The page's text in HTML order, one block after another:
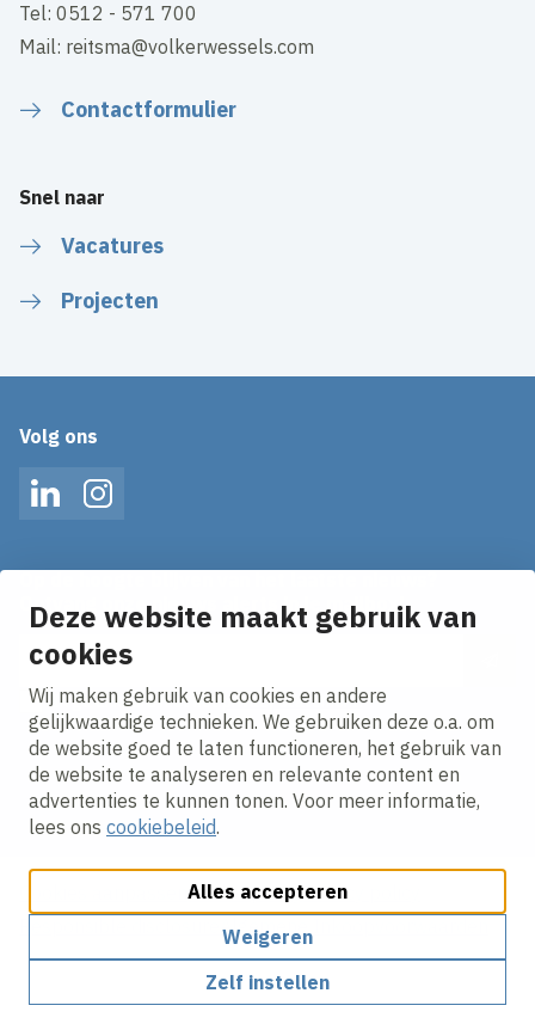
Deze website maakt gebruik van
cookies
Wij maken gebruik van cookies en andere
gelijkwaardige technieken. We gebruiken deze o.a. om
de website goed te laten functioneren, het gebruik van
de website te analyseren en relevante content en
advertenties te kunnen tonen. Voor meer informatie,
lees ons cookiebeleid.
Alles accepteren
Weigeren
Zelf instellen
Tel: 0512 - 571 700
Mail: reitsma@volkerwessels.com
Contactformulier
Snel naar
Vacatures
Projecten
Volg ons
LinkedInInstagram
Ontvang onze nieuws alerts in je mailbox!
E-mailadres
Ik ga akkoord met hetprivacy statement.
Cookies aanpassenCookie policyPrivacy policy
Algemene Inkoopvoorwaarden